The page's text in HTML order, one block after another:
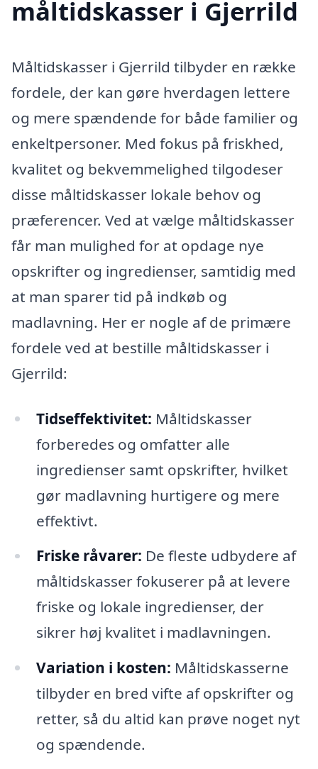
måltidskasser i Gjerrild
Måltidskasser i Gjerrild tilbyder en række
fordele, der kan gøre hverdagen lettere
og mere spændende for både familier og
enkeltpersoner. Med fokus på friskhed,
kvalitet og bekvemmelighed tilgodeser
disse måltidskasser lokale behov og
præferencer. Ved at vælge måltidskasser
får man mulighed for at opdage nye
opskrifter og ingredienser, samtidig med
at man sparer tid på indkøb og
madlavning. Her er nogle af de primære
fordele ved at bestille måltidskasser i
Gjerrild:
Tidseffektivitet: Måltidskasser
forberedes og omfatter alle
ingredienser samt opskrifter, hvilket
gør madlavning hurtigere og mere
effektivt.
Friske råvarer: De fleste udbydere af
måltidskasser fokuserer på at levere
friske og lokale ingredienser, der
sikrer høj kvalitet i madlavningen.
Variation i kosten: Måltidskasserne
tilbyder en bred vifte af opskrifter og
retter, så du altid kan prøve noget nyt
og spændende.